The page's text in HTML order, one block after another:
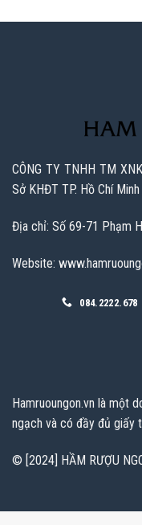
CÔNG TY TNHH TM
Sở KHĐT TP. Hồ Chí
Địa chỉ: Số 69-71 Phạm
Website:
084.2222.678
Hamruoungon.vn là một
ngạch và có đầy đủ giấy
© [2024] HẦM RƯỢU